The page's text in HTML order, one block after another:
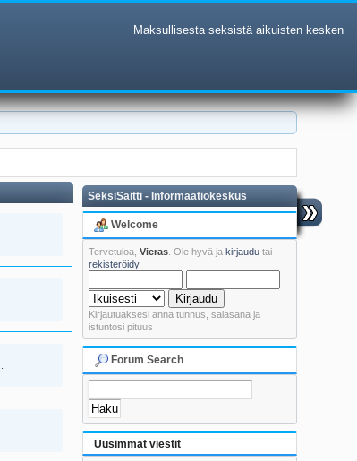
Maksullisesta seksistä aikuisten kesken
SeksiSaitti - Informaatiokeskus
Welcome
Tervetuloa, Vieras. Ole hyvä ja kirjaudutai
rekisteröidy.
Kirjautuaksesi anna tunnus, salasana ja
istuntosi pituus
Forum Search
Uusimmat viestit